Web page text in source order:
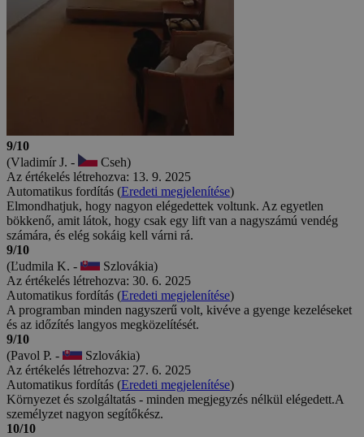
9/10
(Vladimír J. -
Cseh)
Az értékelés létrehozva: 13. 9. 2025
Automatikus fordítás (Eredeti megjelenítése)
Elmondhatjuk, hogy nagyon elégedettek voltunk. Az egyetlen
bökkenő, amit látok, hogy csak egy lift van a nagyszámú vendég
számára, és elég sokáig kell várni rá.
9/10
(Ľudmila K. -
Szlovákia)
Az értékelés létrehozva: 30. 6. 2025
Automatikus fordítás (Eredeti megjelenítése)
A programban minden nagyszerű volt, kivéve a gyenge kezeléseket
és az időzítés langyos megközelítését.
9/10
(Pavol P. -
Szlovákia)
Az értékelés létrehozva: 27. 6. 2025
Automatikus fordítás (Eredeti megjelenítése)
Környezet és szolgáltatás - minden megjegyzés nélkül elégedett.A
személyzet nagyon segítőkész.
10/10